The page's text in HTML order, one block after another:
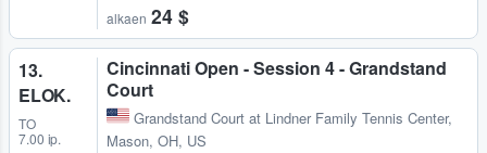
alkaen 24 $
13.
ELOK.
TO
7.00 ip.
Cincinnati Open - Session 4 - Grandstand
Court
Grandstand Court at Lindner Family Tennis Center,
Mason, OH, US